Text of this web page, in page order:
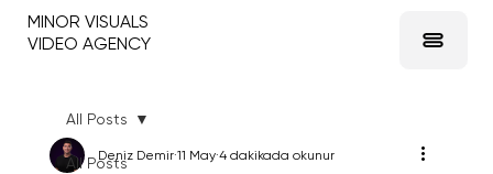
MINOR VISUALS
VIDEO AGENCY
All Posts
All Posts
Deniz Demir 11 May 4 dakikada okunur